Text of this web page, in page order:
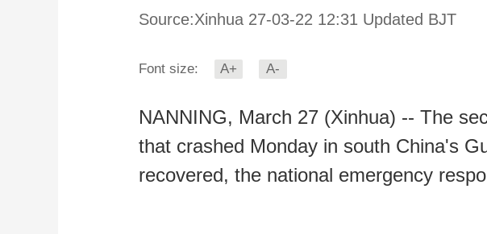
小央视频 小央直播 直播中国 熊猫频道 VR/AR
2026年世界杯
CCTV奥林匹克频道 生活体育大会 体育江湖 文化体育
教育 乡村振兴 生态环境 一带一路 央博 非遗
大国展会 大国保险 云顶对话 云起 超级工厂 智
Source:Xinhua 27-03-22 12:31 Updated BJT
Font size: A+ A-
NANNING, March 27 (Xinhua) -- The
that crashed Monday in south China's
recovered, the national emergency